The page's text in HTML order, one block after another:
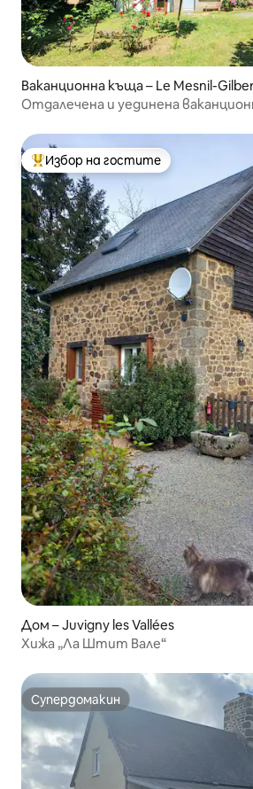
Ваканционна къща – Le Mesnil-
Отдалечена и уединена
Най-популярен избор на гостите
Избор на гостите
Дом – Juvigny les Vallées
Хижа „Ла Штит Вале“
Супердомакин
Супердомакин